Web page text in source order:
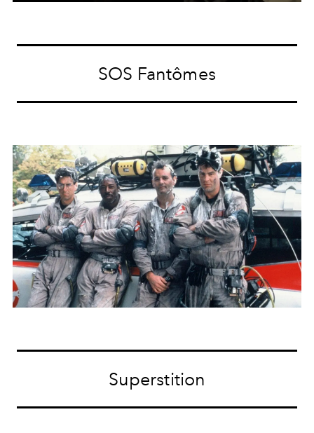
SOS Fantômes
Superstition